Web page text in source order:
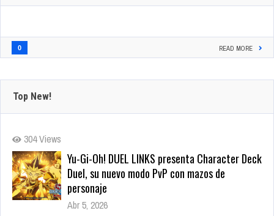
0 READ MORE
Top New!
Yu-Gi-Oh! DUEL LINKS presenta Character Deck
Duel, su nuevo modo PvP con mazos de
personaje
Abr 5, 2026